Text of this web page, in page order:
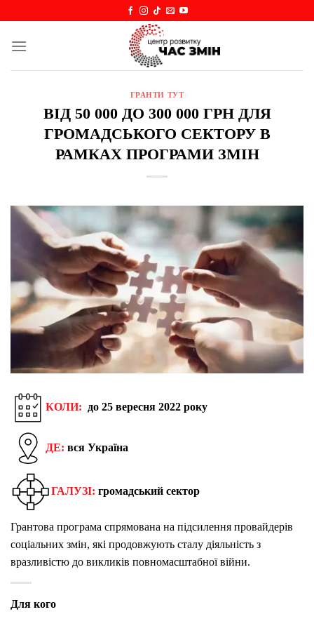
content
ГРАНТИ ТУТ
ВІД 50 000 ДО 300 000 ГРН ДЛЯ
ГРОМАДСЬКОГО СЕКТОРУ В
РАМКАХ ПРОГРАМИ ЗМІН
КОЛИ: до 25 вересня 2022 року
ДЕ: вся Україна
ГАЛУЗІ: громадський сектор
Грантова програма спрямована на підсилення провайдерів
соціальних змін, які продовжують сталу діяльність з
вразливістю до викликів повномасштабної війни.
Для кого